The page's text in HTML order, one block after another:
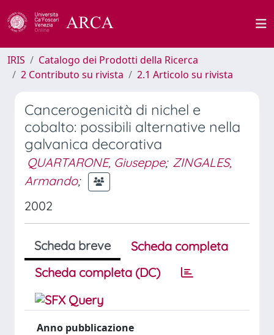
IRIS
Catalogo dei Prodotti della Ricerca
2 Contributo su rivista
2.1 Articolo su rivista
Cancerogenicità di nichel e
cobalto: possibili alternative nella
galvanica decorativa
QUARTARONE, Giuseppe; ZINGALES,
Armando;
2002
Scheda breve
Scheda completa
Scheda completa (DC)
Anno pubblicazione